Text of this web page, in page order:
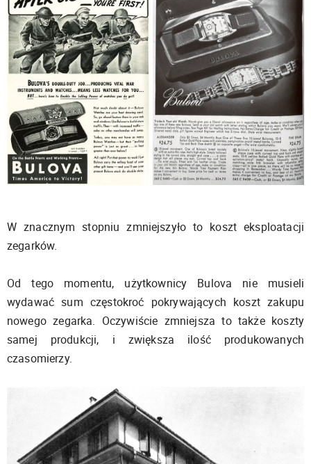
W znacznym stopniu zmniejszyło to koszt eksploatacji
zegarków.
Od tego momentu, użytkownicy Bulova nie musieli
wydawać sum częstokroć pokrywających koszt zakupu
nowego zegarka. Oczywiście zmniejsza to także koszty
samej produkcji, i zwiększa ilość produkowanych
czasomierzy.